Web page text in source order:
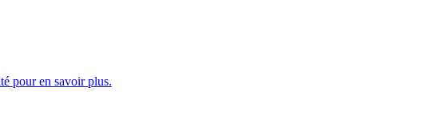
pour en savoir plus.